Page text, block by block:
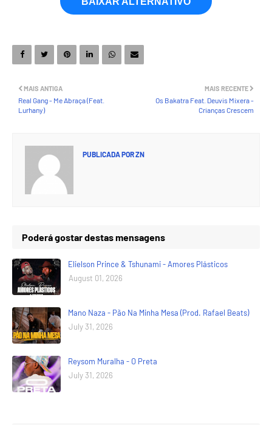
MAIS RECENTE
Os Bakatra Feat. Deuvis Mixera -
Crianças Crescem
MAIS ANTIGA
Real Gang - Me Abraça (Feat.
Lurhany)
PUBLICADA PORZN
Poderá gostar destas mensagens
Elielson Prince & Tshunami - Amores Plásticos
August 01, 2026
Mano Naza - Pão Na Minha Mesa (Prod. Rafael Beats)
July 31, 2026
Reysom Muralha - O Preta
July 31, 2026